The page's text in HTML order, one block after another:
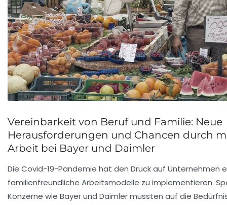
Vereinbarkeit von Beruf und Familie: Neue
Herausforderungen und Chancen durch
Arbeit bei Bayer und Daimler
Die Covid-19-Pandemie hat den Druck auf Unternehmen
familienfreundliche Arbeitsmodelle zu implementieren.
Konzerne wie Bayer und Daimler mussten auf die